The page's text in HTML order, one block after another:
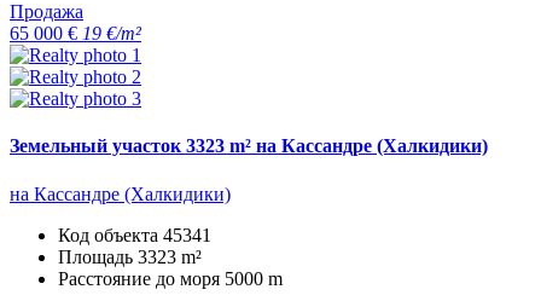
Продажа
65 000 € 19 €/m²
Земельный участок 3323 m² на Кассандре (Халкидики)
на Кассандре (Халкидики)
Код объекта 45341
Площадь 3323 m²
Расстояние до моря 5000 m